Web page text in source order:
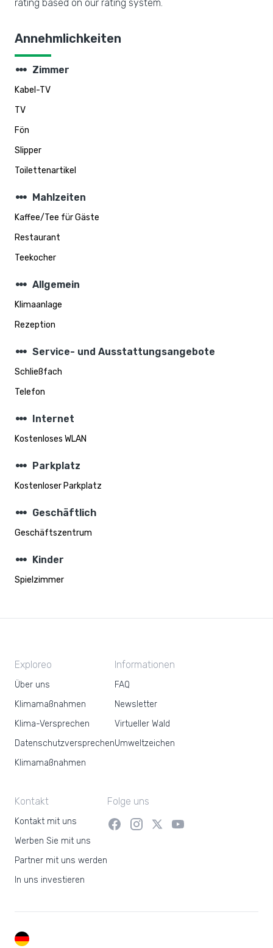
rating based on our rating system.
Annehmlichkeiten
steppers Zimmer
Kabel-TV
TV
Fön
Slipper
Toilettenartikel
steppers Mahlzeiten
Kaffee/Tee für Gäste
Restaurant
Teekocher
steppers Allgemein
Klimaanlage
Rezeption
steppers Service- und Ausstattungsangebote
Schließfach
Telefon
steppers Internet
Kostenloses WLAN
steppers Parkplatz
Kostenloser Parkplatz
steppers Geschäftlich
Geschäftszentrum
steppers Kinder
Spielzimmer
Exploreo
Über uns
Klimamaßnahmen
Klima-Versprechen
Datenschutzversprechen
Klimamaßnahmen
Informationen
FAQ
Newsletter
Virtueller Wald
Umweltzeichen
Kontakt
Kontakt mit uns
Werben Sie mit uns
Partner mit uns werden
In uns investieren
Folge uns